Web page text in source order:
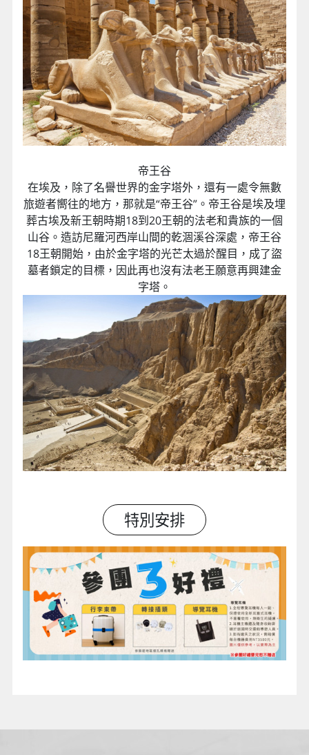
帝王谷
在埃及，除了名譽世界的金字塔外，還有一處令無數
旅遊者嚮往的地方，那就是“帝王谷”。帝王谷是埃及埋
葬古埃及新王朝時期18到20王朝的法老和貴族的一個
山谷。造訪尼羅河西岸山間的乾涸溪谷深處，帝王谷
18王朝開始，由於金字塔的光芒太過於醒目，成了盜
墓者鎖定的目標，因此再也沒有法老王願意再興建金
字塔。
特別安排